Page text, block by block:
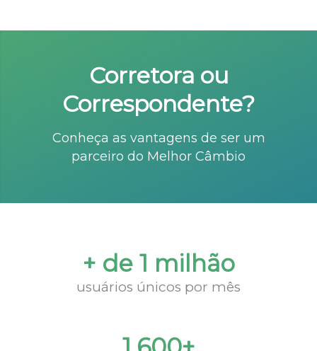
Corretora ou
Correspondente?
Conheça as vantagens de ser um
parceiro do Melhor Câmbio
+ de 1 milhão
usuários únicos por mês